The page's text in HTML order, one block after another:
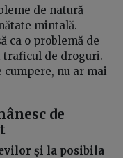
de natură
mintală.
ca o problemă de
traficul de droguri.
cumpere, nu ar mai
de
și la posibila